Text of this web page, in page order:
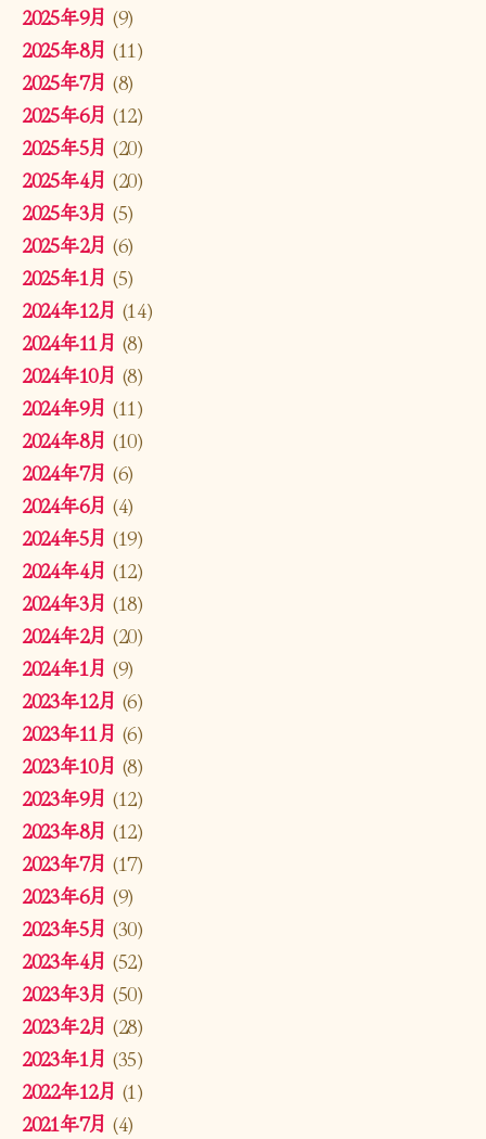
2025年9月 (9)
2025年8月 (11)
2025年7月 (8)
2025年6月 (12)
2025年5月 (20)
2025年4月 (20)
2025年3月 (5)
2025年2月 (6)
2025年1月 (5)
2024年12月 (14)
2024年11月 (8)
2024年10月 (8)
2024年9月 (11)
2024年8月 (10)
2024年7月 (6)
2024年6月 (4)
2024年5月 (19)
2024年4月 (12)
2024年3月 (18)
2024年2月 (20)
2024年1月 (9)
2023年12月 (6)
2023年11月 (6)
2023年10月 (8)
2023年9月 (12)
2023年8月 (12)
2023年7月 (17)
2023年6月 (9)
2023年5月 (30)
2023年4月 (52)
2023年3月 (50)
2023年2月 (28)
2023年1月 (35)
2022年12月 (1)
2021年7月 (4)